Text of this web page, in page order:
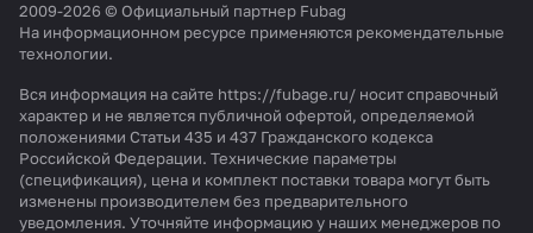
2009-2026 © Официальный партнер Fubag
На информационном ресурсе применяются рекомендательные
технологии.
Вся информация на сайте https://fubage.ru/ носит справочный
характер и не является публичной офертой, определяемой
положениями Статьи 435 и 437 Гражданского кодекса
Российской Федерации. Технические параметры
(спецификация), цена и комплект поставки товара могут быть
изменены производителем без предварительного
уведомления. Уточняйте информацию у наших менеджеров по